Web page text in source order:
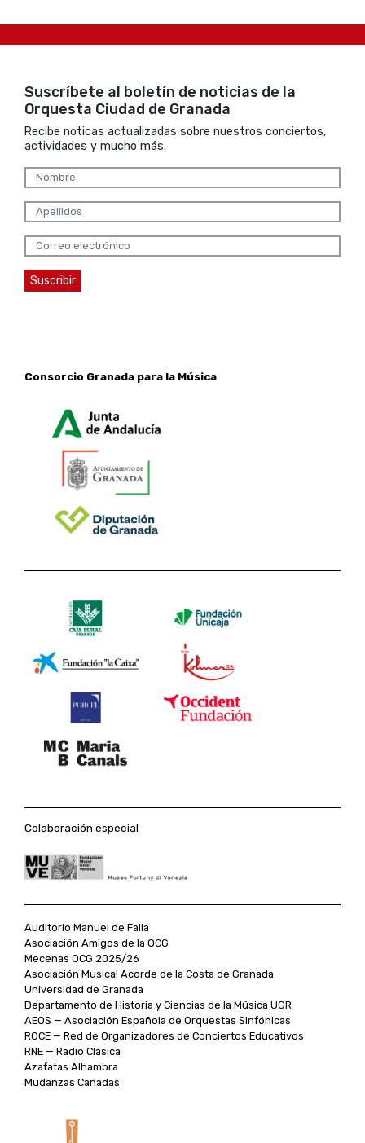
Suscríbete al boletín de noticias de la
Orquesta Ciudad de Granada
Recibe noticas actualizadas sobre nuestros conciertos,
actividades y mucho más.
Consorcio Granada para la Música
Colaboración especial
Auditorio Manuel de Falla
Asociación Amigos de la OCG
Mecenas OCG 2025/26
Asociación Musical Acorde de la Costa de Granada
Universidad de Granada
Departamento de Historia y Ciencias de la Música UGR
AEOS — Asociación Española de Orquestas Sinfónicas
ROCE — Red de Organizadores de Conciertos Educativos
RNE — Radio Clásica
Azafatas Alhambra
Mudanzas Cañadas